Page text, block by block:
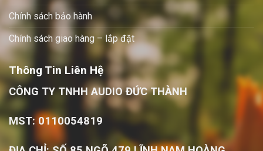
Chính sách bảo hành
Chính sách giao hàng – lắp đặt
Thông Tin Liên Hệ
CÔNG TY TNHH AUDIO ĐỨC THÀNH
MST: 0110054819